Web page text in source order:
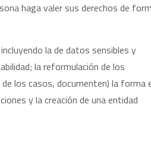
haga valer sus derechos de
la de datos sensibles y
la reformulación de los
los casos, documenten) la forma
y la creación de una entidad